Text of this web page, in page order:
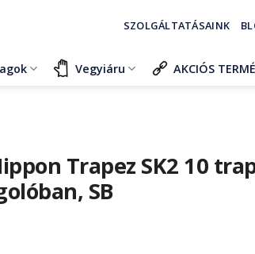
SZOLGÁLTATÁSAINK
Vegyiáru AKCIÓS
Trapez SK2 10
SB